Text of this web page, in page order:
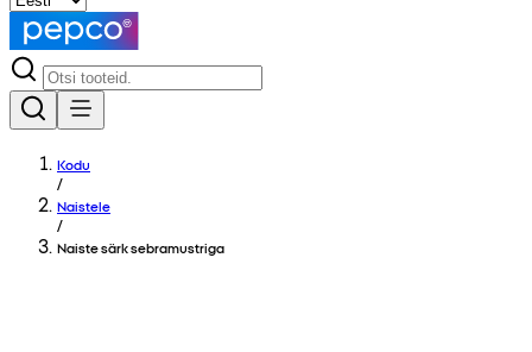
Kodu
/
Naistele
/
Naiste särk sebramustriga